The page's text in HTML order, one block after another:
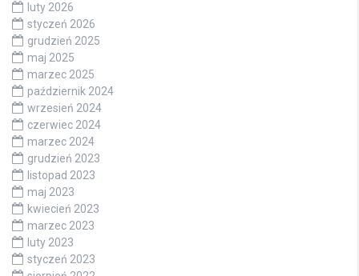
luty 2026
styczeń 2026
grudzień 2025
maj 2025
marzec 2025
październik 2024
wrzesień 2024
czerwiec 2024
marzec 2024
grudzień 2023
listopad 2023
maj 2023
kwiecień 2023
marzec 2023
luty 2023
styczeń 2023